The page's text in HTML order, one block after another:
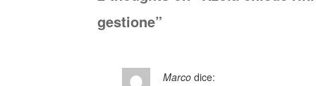
gestione”
Marco dice: